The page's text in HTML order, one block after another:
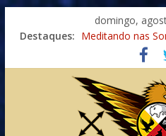
domingo,
Destaques: Meditando nas
Autosuficiência:
Xamanismo
Totens –
Imaginação na